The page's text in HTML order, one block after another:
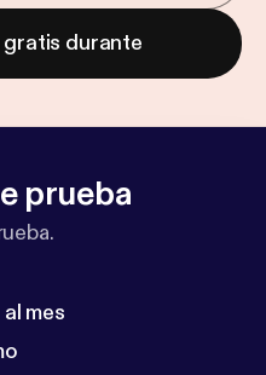
gratis durante
prueba
mes